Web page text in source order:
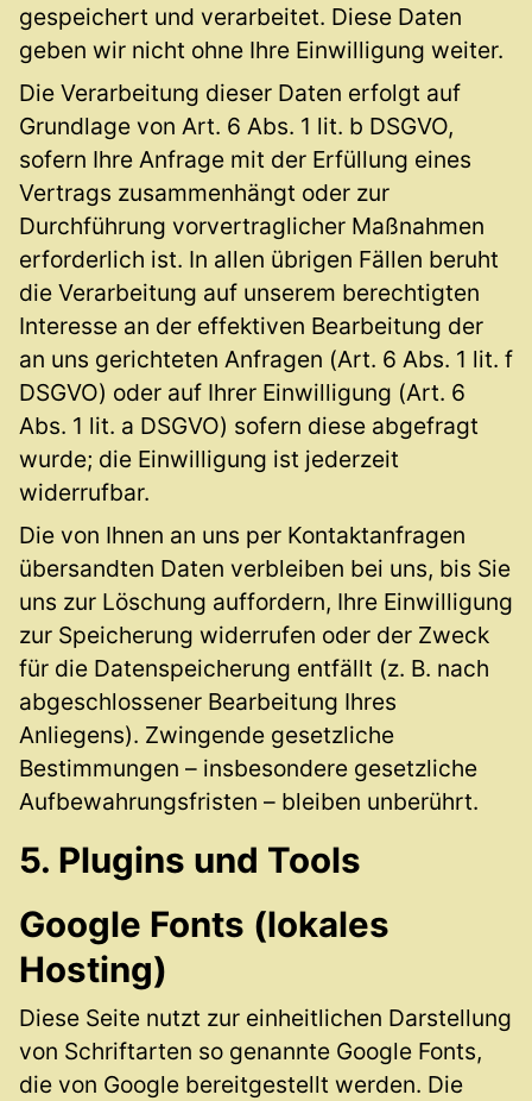
gespeichert und verarbeitet. Diese Daten
geben wir nicht ohne Ihre Einwilligung weiter.
Die Verarbeitung dieser Daten erfolgt auf
Grundlage von Art. 6 Abs. 1 lit. b DSGVO,
sofern Ihre Anfrage mit der Erfüllung eines
Vertrags zusammenhängt oder zur
Durchführung vorvertraglicher Maßnahmen
erforderlich ist. In allen übrigen Fällen beruht
die Verarbeitung auf unserem berechtigten
Interesse an der effektiven Bearbeitung der
an uns gerichteten Anfragen (Art. 6 Abs. 1 lit. f
DSGVO) oder auf Ihrer Einwilligung (Art. 6
Abs. 1 lit. a DSGVO) sofern diese abgefragt
wurde; die Einwilligung ist jederzeit
widerrufbar.
Die von Ihnen an uns per Kontaktanfragen
übersandten Daten verbleiben bei uns, bis Sie
uns zur Löschung auffordern, Ihre Einwilligung
zur Speicherung widerrufen oder der Zweck
für die Datenspeicherung entfällt (z. B. nach
abgeschlossener Bearbeitung Ihres
Anliegens). Zwingende gesetzliche
Bestimmungen – insbesondere gesetzliche
Aufbewahrungsfristen – bleiben unberührt.
5. Plugins und Tools
Google Fonts (lokales
Hosting)
Diese Seite nutzt zur einheitlichen Darstellung
von Schriftarten so genannte Google Fonts,
die von Google bereitgestellt werden. Die